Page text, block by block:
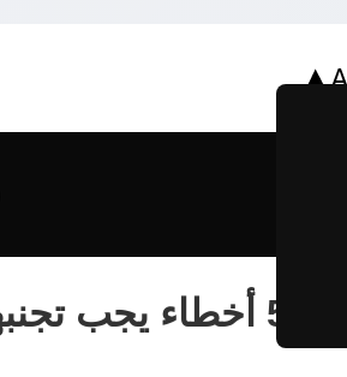
5 أخطاء يجب تجنبها تمامًا عند تغيير زيت المحرك